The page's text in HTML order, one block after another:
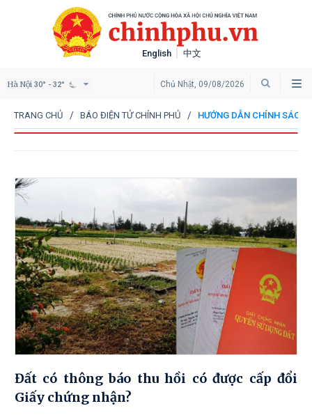
English 中文
Chủ Nhật, 09/08/2026
Hà Nội 30° - 32°
TRANG CHỦ BÁO ĐIỆN TỬ CHÍNH PHỦ HƯỚNG DẪN CHÍNH
Đất có thông báo thu hồi có được cấp đổi
Giấy chứng nhận?